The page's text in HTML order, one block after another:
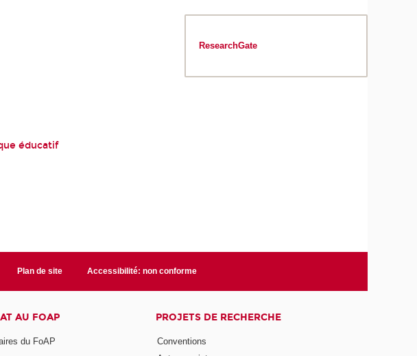
éducatif
ResearchGate
Plan de site Accessibilité: non conforme
AU FOAP
du FoAP
PROJETS DE RECHERCHE
Conventions